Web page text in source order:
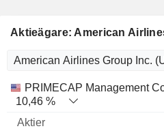
Aktieägare: American
Nome Aktier % Värdering
PRIMECAP Management
10,46 %